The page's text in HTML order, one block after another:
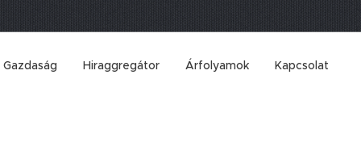
Gazdaság Hiraggregátor Árfolyamok Kapcsolat